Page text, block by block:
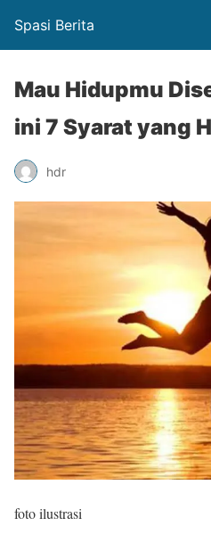
Spasi Berita
Mau Hidupmu
ini 7 Syarat yang
hdr
foto ilustrasi